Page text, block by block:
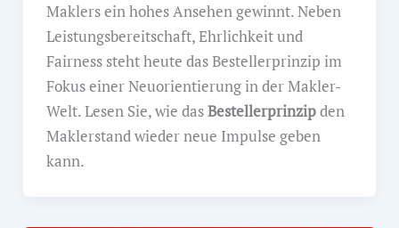
Maklers ein hohes Ansehen gewinnt. Neben
Leistungsbereitschaft, Ehrlichkeit und
Fairness steht heute das Bestellerprinzip im
Fokus einer Neuorientierung in der Makler-
Welt. Lesen Sie, wie dasBestellerprinzipden
Maklerstand wieder neue Impulse geben
kann.